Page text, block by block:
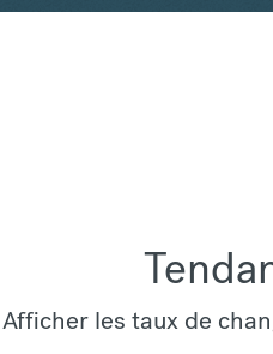
Afficher les taux de